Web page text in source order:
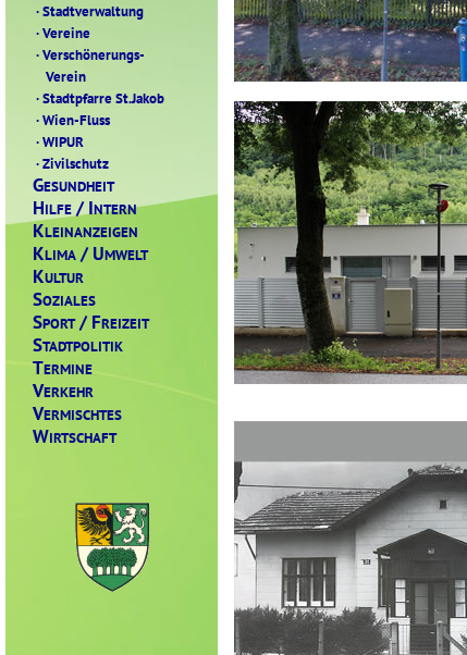
·Stadtverwaltung
·Vereine
·Verschönerungs-
Verein
·Stadtpfarre St.Jakob
·Wien-Fluss
·WIPUR
·Zivilschutz
GESUNDHEIT
HILFE / INTERN
KLEINANZEIGEN
KLIMA / UMWELT
KULTUR
SOZIALES
SPORT/ FREIZEIT
STADTPOLITIK
TERMINE
VERKEHR
VERMISCHTES
WIRTSCHAFT